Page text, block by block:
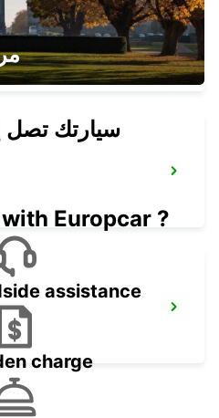
ISLANDS
سيارتك تصل
Europcar ?
assistance
charge